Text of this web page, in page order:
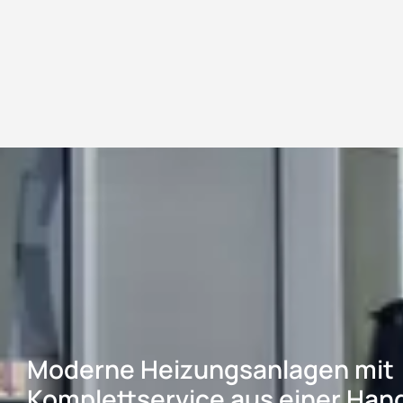
Moderne Heizungsanlagen mit